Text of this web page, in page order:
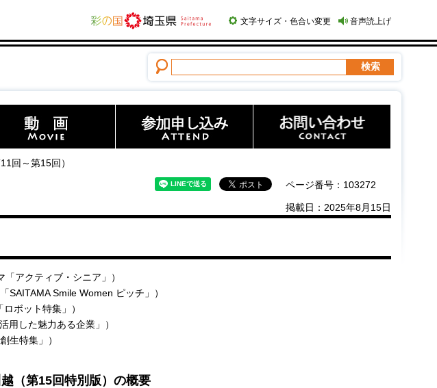
文字サイズ・色合い変更 音声読上げ
回～第15回）
ページ番号：103272
掲載日：2025年8月15日
「アクティブ・シニア」）
SAITAMA Smile Women ピッチ」）
ボット特集」）
用した魅力ある企業」）
生特集」）
（第15回特別版）の概要